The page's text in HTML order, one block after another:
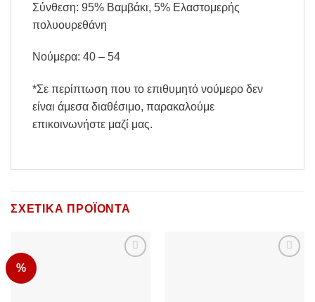
Σύνθεση: 95% Βαμβάκι, 5% Ελαστομερής
πολυουρεθάνη
Νούμερα: 40 – 54
*Σε περίπτωση που το επιθυμητό νούμερο δεν
είναι άμεσα διαθέσιμο, παρακαλούμε
επικοινωνήστε μαζί μας.
ΣΧΕΤΙΚΆ ΠΡΟΪΌΝΤΑ
%